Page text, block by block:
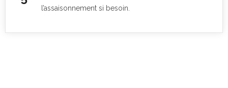
l’assaisonnement si besoin.